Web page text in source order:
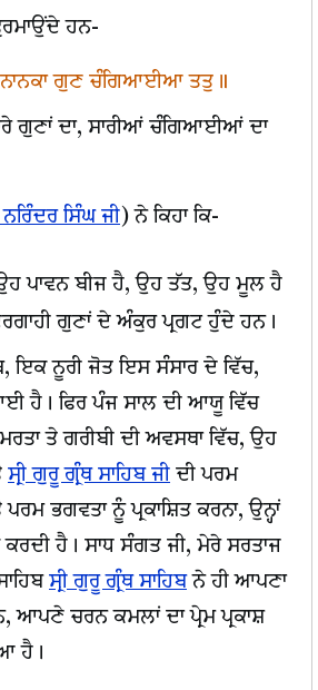
ਹਨ-
ਨਾਨਕਾ ਗੁਣ ਚੰਗਿਆਈਆ ਤਤੁ॥
ਗੁਣਾਂ ਦਾ, ਸਾਰੀਆਂ ਚੰਗਿਆਈਆਂ ਦਾ
ਨਰਿੰਦਰ ਸਿੰਘ ਜੀ ) ਨੇ ਕਿਹਾ ਕਿ-
ਉਹ ਪਾਵਨ ਬੀਜ ਹੈ, ਉਹ ਤੱਤ, ਉਹ ਮੂਲ ਹੈ
ਗੁਣਾਂ ਦੇ ਅੰਕੁਰ ਪ੍ਰਗਟ ਹੁੰਦੇ ਹਨ।
ਇਕ ਨੂਰੀ ਜੋਤ ਇਸ ਸੰਸਾਰ ਦੇ ਵਿੱਚ,
ਹੈ। ਫਿਰ ਪੰਜ ਸਾਲ ਦੀ ਆਯੂ ਵਿੱਚ
ਤੇ ਗਰੀਬੀ ਦੀ ਅਵਸਥਾ ਵਿੱਚ, ਉਹ
ਸ੍ਰੀ ਗੁਰੂ ਗ੍ਰੰਥ ਸਾਹਿਬ ਜੀ ਦੀ ਪਰਮ
ਭਗਵਤਾ ਨੂੰ ਪ੍ਰਕਾਸ਼ਿਤ ਕਰਨਾ, ਉਨ੍ਹਾਂ
ਹੈ। ਸਾਧ ਸੰਗਤ ਜੀ, ਮੇਰੇ ਸਰਤਾਜ
ਸ੍ਰੀ ਗੁਰੂ ਗ੍ਰੰਥ ਸਾਹਿਬਨੇ ਹੀ ਆਪਣਾ
ਆਪਣੇ ਚਰਨ ਕਮਲਾਂ ਦਾ ਪ੍ਰੇਮ ਪ੍ਰਕਾਸ਼
ਹੈ।